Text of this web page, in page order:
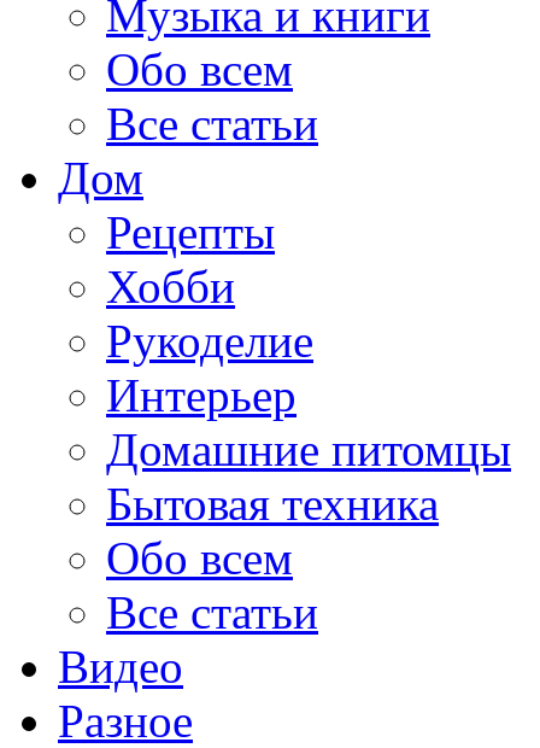
Музыка и книги
Обо всем
Все статьи
Дом
Рецепты
Хобби
Рукоделие
Интерьер
Домашние питомцы
Бытовая техника
Обо всем
Все статьи
Видео
Разное